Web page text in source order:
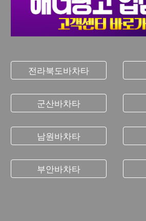
전라북도바차타
군산바차타
남원바차타
부안바차타